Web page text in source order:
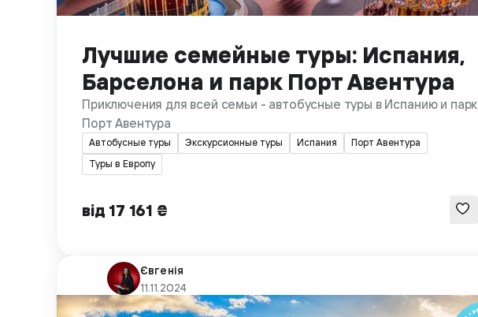
Лучшие семейные туры: Испания,
Барселона и парк Порт Авентура
Приключения для всей семьи - автобусные туры в Испанию и парк
Порт Авентура
Автобусные туры Экскурсионные туры Испания
Порт Авентура
Туры в Европу
від 17 161 ₴
Євгенія
11.11.2024